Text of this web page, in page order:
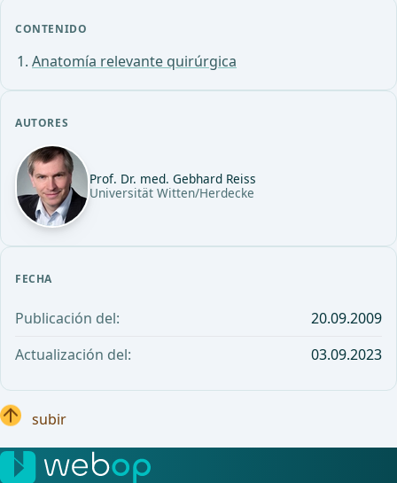
CONTENIDO
Anatomía relevante quirúrgica
AUTORES
Prof. Dr. med. Gebhard Reiss
Universität Witten/Herdecke
FECHA
Publicación del:
20.09.2009
Actualización del:
03.09.2023
subir